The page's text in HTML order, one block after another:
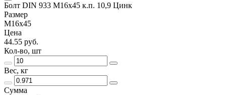
Болт DIN 933 М16х45 к.п. 10,9 Цинк
Размер
М16х45
Цена
44.55 руб.
Кол-во, шт
Вес, кг
Сумма